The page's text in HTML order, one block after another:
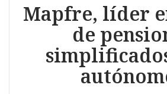
Mapfre, líder
de